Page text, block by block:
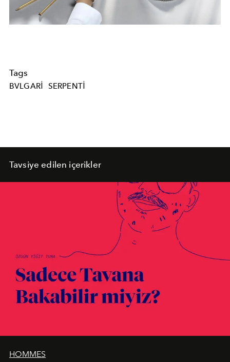
Tags
BVLGARI SERPENTI
Tavsiye edilen içerikler
HOMMES